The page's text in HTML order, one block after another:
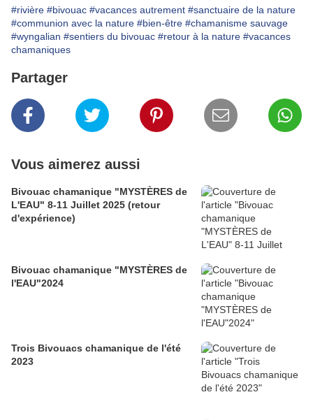
#rivière #bivouac #vacances autrement #sanctuaire de la nature
#communion avec la nature #bien-être #chamanisme sauvage
#wyngalian #sentiers du bivouac #retour à la nature #vacances
chamaniques
Partager
Vous aimerez aussi
Bivouac chamanique "MYSTÈRES de
L'EAU" 8-11 Juillet 2025 (retour
d'expérience)
Bivouac chamanique "MYSTÈRES de
l'EAU"2024
Trois Bivouacs chamanique de l'été
2023